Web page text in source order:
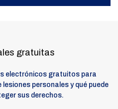
gratuitas
electrónicos gratuitos para
personales y qué puede
sus derechos.